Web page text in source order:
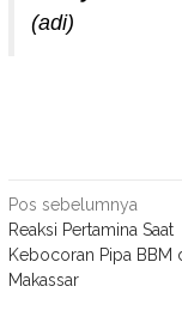
(adi)
Navigasi
pos
Pos sebelumnya
Reaksi Pertamina Saat
Kebocoran Pipa BBM
Makassar